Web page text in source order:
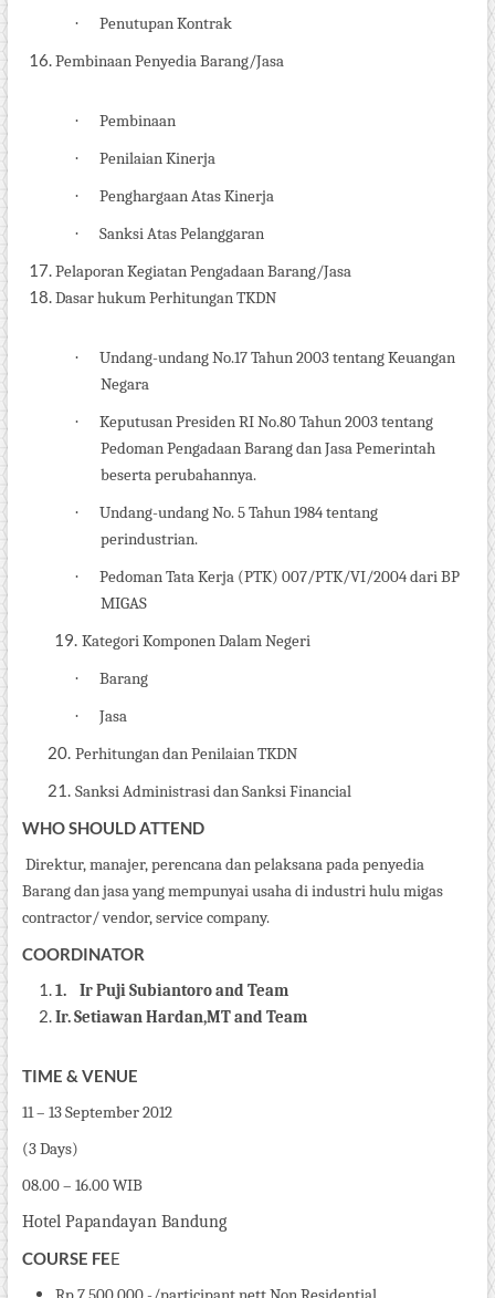
·
Penutupan Kontrak
Pembinaan Penyedia Barang/Jasa
· Pembinaan
· Penilaian Kinerja
· Penghargaan Atas Kinerja
·
Sanksi Atas Pelanggaran
Pelaporan Kegiatan PengadaanBarang/Jasa
Dasar hukum Perhitungan TKDN
·
Undang-undang No.17 Tahun 2003 tentang Keuangan
Negara
·
Keputusan Presiden RI No.80 Tahun 2003 tentang
Pedoman Pengadaan Barang dan Jasa Pemerintah
beserta perubahannya.
·
Undang-undang No. 5 Tahun 1984 tentang
perindustrian.
·
Pedoman Tata Kerja (PTK) 007/PTK/VI/2004 dari BP
MIGAS
19. Kategori Komponen Dalam Negeri
· Barang
· Jasa
20. Perhitungan dan Penilaian TKDN
21. Sanksi Administrasi dan Sanksi Financial
WHO SHOULD ATTEND
Direktur, manajer, perencana dan pelaksana pada penyedia
Barang dan jasa yang mempunyai usaha di industri hulu migas
contractor/ vendor, service company.
COORDINATOR
1.
Ir Puji Subiantoro and Team
Ir. Setiawan Hardan,MT and Team
TIME & VENUE
11 – 13 September 2012
(3 Days)
08.00 – 16.00 WIB
Hotel Papandayan Bandung
COURSE FEE